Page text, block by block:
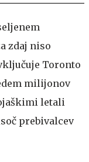
zdaj niso
Toronto
milijonov
letali
prebivalcev